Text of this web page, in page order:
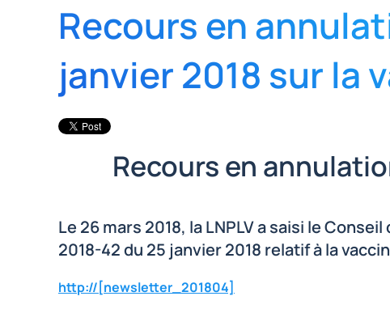
Recours en
janvier 2018 sur la
Recours en
Le 26 mars 2018, la LNPLV a saisi le
2018-42 du 25 janvier 2018 relatif à la
http://[newsletter_201804]